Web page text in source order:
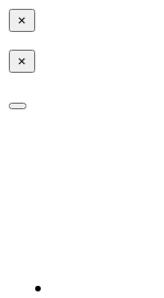
×
×